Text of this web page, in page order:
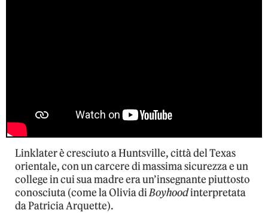
Linklater è cresciuto a Huntsville, città del Texas
orientale, con un carcere di massima sicurezza e un
college in cui sua madre era un’insegnante piuttosto
conosciuta (come la Olivia diBoyhoodinterpretata
da Patricia Arquette).